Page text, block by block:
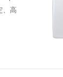
、高